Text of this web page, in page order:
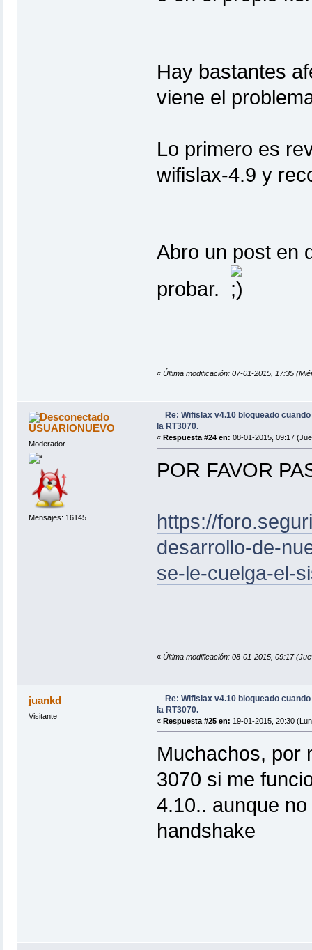
Hay bastantes
viene el
Lo primero es
wifislax-4.9 y
Abro un post en
probar.
« Última modificación: 07-01-2015, 17:35
USUARIONUEVO
Moderador
Mensajes: 16145
Re: Wifislax v4.10 bloqueado
la RT3070.
« Respuesta #24 en: 08-01-2015, 09:17
POR FAVOR
https://
desarrollo-de-
se-le-cuelga-el-
« Última modificación: 08-01-2015, 09:17
juankd
Visitante
Re: Wifislax v4.10 bloqueado
la RT3070.
« Respuesta #25 en: 19-01-2015, 20:30
Muchachos, por
3070 si me
4.10.. aunque
handshake